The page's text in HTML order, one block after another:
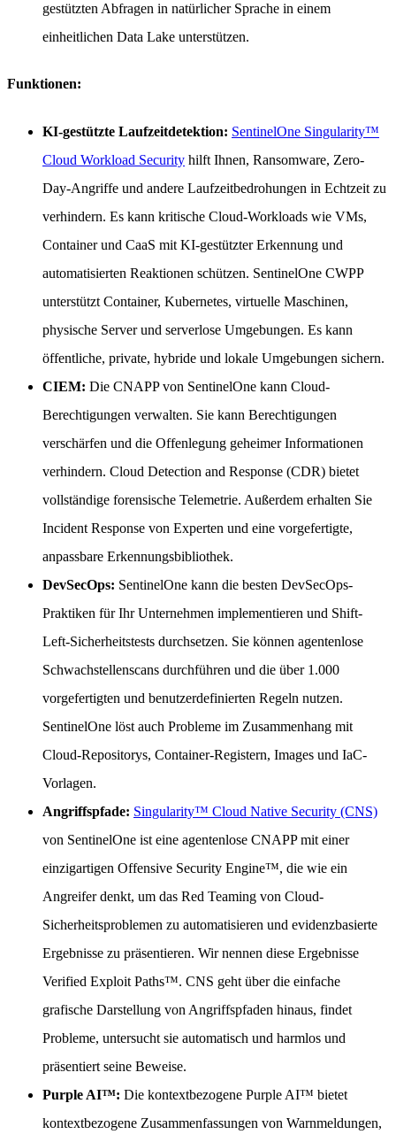
gestützten Abfragen in natürlicher Sprache in einem
einheitlichen Data Lake unterstützen.
Funktionen:
KI-gestützte Laufzeitdetektion: SentinelOne Singularity™
Cloud Workload Security hilft Ihnen, Ransomware, Zero-
Day-Angriffe und andere Laufzeitbedrohungen in Echtzeit zu
verhindern. Es kann kritische Cloud-Workloads wie VMs,
Container und CaaS mit KI-gestützter Erkennung und
automatisierten Reaktionen schützen. SentinelOne CWPP
unterstützt Container, Kubernetes, virtuelle Maschinen,
physische Server und serverlose Umgebungen. Es kann
öffentliche, private, hybride und lokale Umgebungen sichern.
CIEM: Die CNAPP von SentinelOne kann Cloud-
Berechtigungen verwalten. Sie kann Berechtigungen
verschärfen und die Offenlegung geheimer Informationen
verhindern. Cloud Detection and Response (CDR) bietet
vollständige forensische Telemetrie. Außerdem erhalten Sie
Incident Response von Experten und eine vorgefertigte,
anpassbare Erkennungsbibliothek.
DevSecOps: SentinelOne kann die besten DevSecOps-
Praktiken für Ihr Unternehmen implementieren und Shift-
Left-Sicherheitstests durchsetzen. Sie können agentenlose
Schwachstellenscans durchführen und die über 1.000
vorgefertigten und benutzerdefinierten Regeln nutzen.
SentinelOne löst auch Probleme im Zusammenhang mit
Cloud-Repositorys, Container-Registern, Images und IaC-
Vorlagen.
Angriffspfade: Singularity™ Cloud Native Security (CNS)
von SentinelOne ist eine agentenlose CNAPP mit einer
einzigartigen Offensive Security Engine™, die wie ein
Angreifer denkt, um das Red Teaming von Cloud-
Sicherheitsproblemen zu automatisieren und evidenzbasierte
Ergebnisse zu präsentieren. Wir nennen diese Ergebnisse
Verified Exploit Paths™. CNS geht über die einfache
grafische Darstellung von Angriffspfaden hinaus, findet
Probleme, untersucht sie automatisch und harmlos und
präsentiert seine Beweise.
Purple AI™: Die kontextbezogene Purple AI™ bietet
kontextbezogene Zusammenfassungen von Warnmeldungen,